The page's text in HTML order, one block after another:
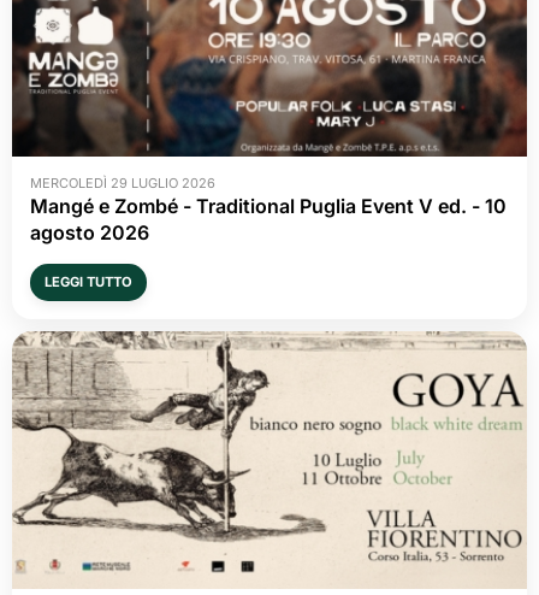
MERCOLEDÌ 29 LUGLIO 2026
Mangé e Zombé - Traditional Puglia Event V ed. - 10
agosto 2026
LEGGI TUTTO